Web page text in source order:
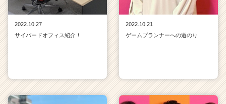
2022.10.27
サイバードオフィス紹介！
2022.10.21
ゲームプランナーへの道のり